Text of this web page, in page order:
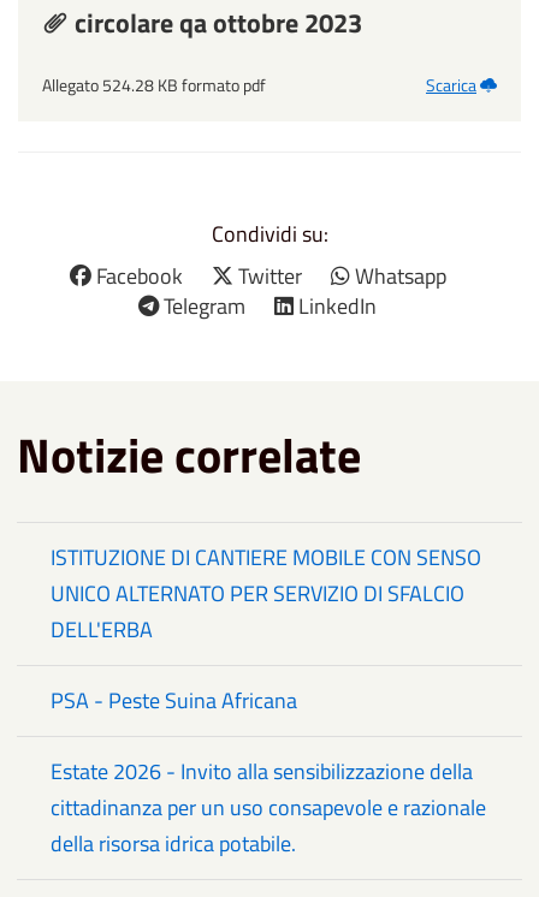
circolare qa ottobre 2023
Allegato 524.28 KB formato pdf Scarica
Condividi su:
Facebook
Twitter
Whatsapp
Telegram
LinkedIn
Notizie correlate
ISTITUZIONE DI CANTIERE MOBILE CON SENSO
UNICO ALTERNATO PER SERVIZIO DI SFALCIO
DELL'ERBA
PSA - Peste Suina Africana
Estate 2026 - Invito alla sensibilizzazione della
cittadinanza per un uso consapevole e razionale
della risorsa idrica potabile.